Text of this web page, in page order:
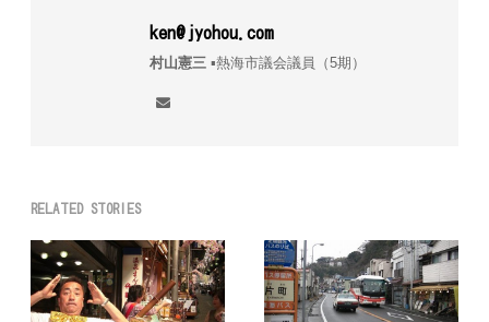
ken@jyohou.com
村山憲三▪︎熱海市議会議員（5期）
RELATED STORIES